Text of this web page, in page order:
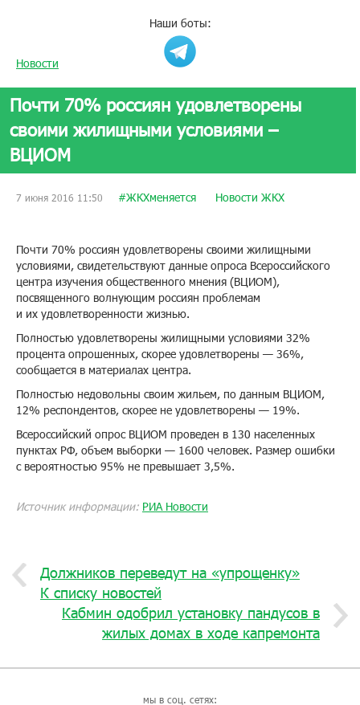
Наши боты:
Новости
Почти 70% россиян удовлетворены
своими жилищными условиями –
ВЦИОМ
7 июня 2016 11:50 #ЖКХменяется Новости ЖКХ
Почти 70% россиян удовлетворены своими жилищными
условиями, свидетельствуют данные опроса Всероссийского
центра изучения общественного мнения (ВЦИОМ),
посвященного волнующим россиян проблемам
и их удовлетворенности жизнью.
Полностью удовлетворены жилищными условиями 32%
процента опрошенных, скорее удовлетворены — 36%,
сообщается в материалах центра.
Полностью недовольны своим жильем, по данным ВЦИОМ,
12% респондентов, скорее не удовлетворены — 19%.
Всероссийский опрос ВЦИОМ проведен в 130 населенных
пунктах РФ, объем выборки — 1600 человек. Размер ошибки
с вероятностью 95% не превышает 3,5%.
Источник информации: РИА Новости
Должников переведут на «упрощенку»
К списку новостей
Кабмин одобрил установку пандусов в
жилых домах в ходе капремонта
мы в соц. сетях: